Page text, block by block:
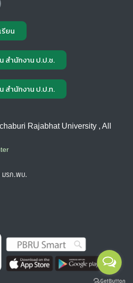
รียน
สำนักงาน ป.ป.ช.
สำนักงาน ป.ป.ท.
Rajabhat University , All
รภ.พบ.